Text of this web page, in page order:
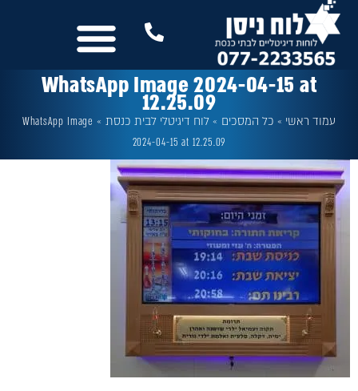
לתוכן
WhatsApp Image 2024-04-15 at
12.25.09
עמוד ראשי » כל המסכים »לוח דיגיטלי לבית כנסת »
WhatsApp Image
2024-04-15 at 12.25.09